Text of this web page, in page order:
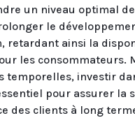
un niveau optimal
le
retardant ainsi la
les consommateurs.
temporelles, investir
pour assurer la
des clients à long